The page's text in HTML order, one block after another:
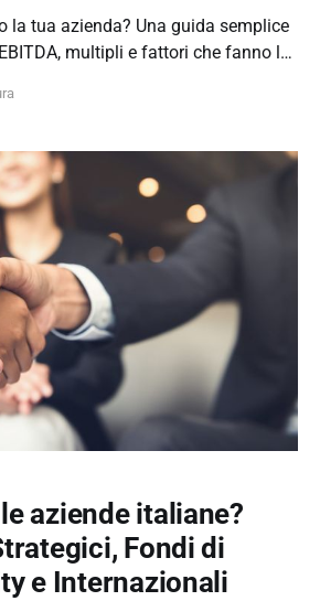
la tua azienda? Una guida semplice
multipli e fattori che fanno la
aziende italiane?
Fondi di
e Internazionali